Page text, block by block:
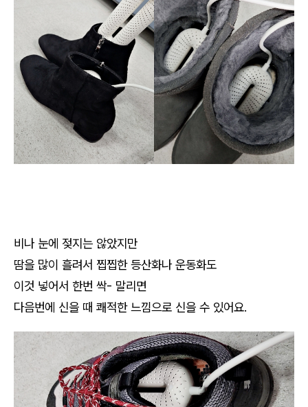
비나 눈에 젖지는 않았지만
땀을 많이 흘려서 찝찝한 등산화나 운동화도
이것 넣어서 한번 싹- 말리면
다음번에 신을 때 쾌적한 느낌으로 신을 수 있어요.